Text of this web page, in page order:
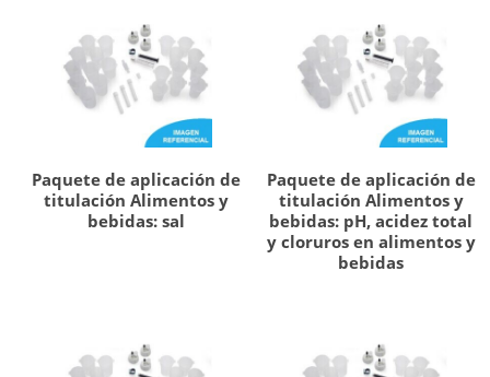
Paquete de aplicación de
titulación Alimentos y
bebidas: sal
Paquete de aplicación de
titulación Alimentos y
bebidas: pH, acidez total
y cloruros en alimentos y
bebidas